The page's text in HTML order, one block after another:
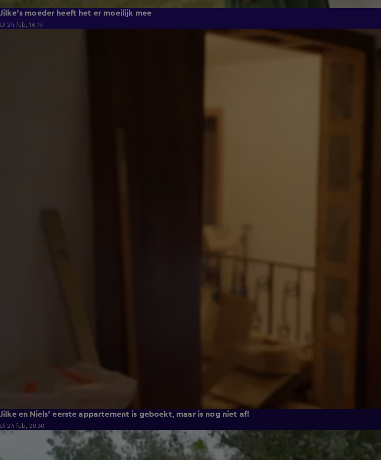
Jilke's moeder heeft het er moeilijk mee
Di 24 feb, 16:19
Jilke en Niels' eerste appartement is geboekt, maar is nog niet af!
Di 24 feb, 20:30